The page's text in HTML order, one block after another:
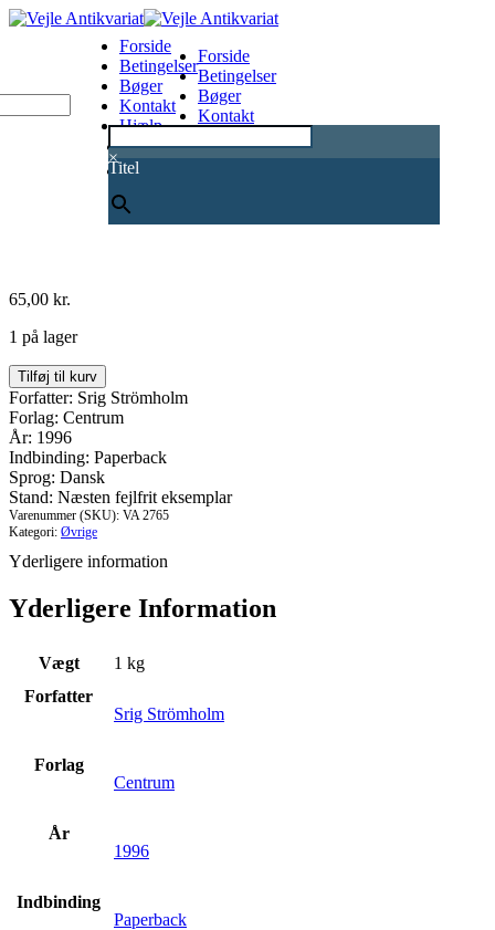
×
Titel
Forside
Betingelser
Bøger
Kontakt
Hjælp
0
Forside
Betingelser
Bøger
Kontakt
65,00 kr.
1 på lager
Dalen
antal
Tilføj til kurv
Forfatter: Srig Strömholm
Forlag: Centrum
År: 1996
Indbinding: Paperback
Sprog: Dansk
Stand: Næsten fejlfrit eksemplar
Varenummer (SKU): VA 2765
Kategori: Øvrige
Yderligere information
Yderligere Information
Vægt
1 kg
Forfatter
Srig Strömholm
Forlag
Centrum
År
1996
Indbinding
Paperback